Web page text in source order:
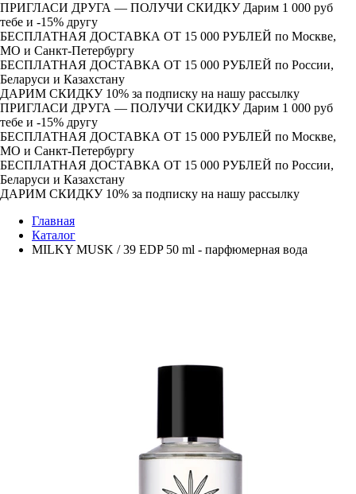
ПРИГЛАСИ ДРУГА — ПОЛУЧИ СКИДКУ Дарим 1 000 руб
тебе и -15% другу
БЕСПЛАТНАЯ ДОСТАВКА ОТ 15 000 РУБЛЕЙ по Москве,
МО и Санкт-Петербургу
БЕСПЛАТНАЯ ДОСТАВКА ОТ 15 000 РУБЛЕЙ по России,
Беларуси и Казахстану
ДАРИМ СКИДКУ 10% за подписку на нашу рассылку
ПРИГЛАСИ ДРУГА — ПОЛУЧИ СКИДКУ Дарим 1 000 руб
тебе и -15% другу
БЕСПЛАТНАЯ ДОСТАВКА ОТ 15 000 РУБЛЕЙ по Москве,
МО и Санкт-Петербургу
БЕСПЛАТНАЯ ДОСТАВКА ОТ 15 000 РУБЛЕЙ по России,
Беларуси и Казахстану
ДАРИМ СКИДКУ 10% за подписку на нашу рассылку
Главная
Каталог
MILKY MUSK / 39 EDP 50 ml - парфюмерная вода